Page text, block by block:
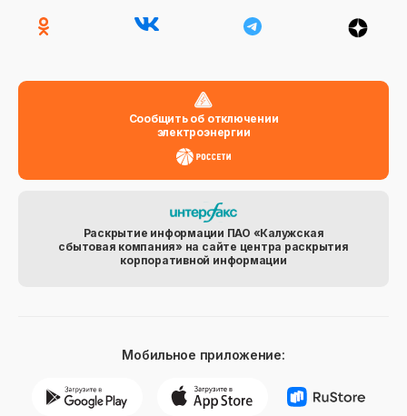
Сообщить об отключении
электроэнергии
Раскрытие информации ПАО «Калужская
сбытовая компания» на сайте центра раскрытия
корпоративной информации
Мобильное приложение: